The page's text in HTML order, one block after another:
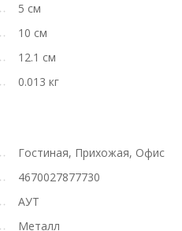
5 см
10 см
12.1 см
0.013 кг
Гостиная, Прихожая, Офис
4670027877730
АУТ
Металл